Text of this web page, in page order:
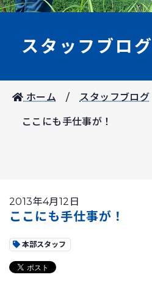
スタッフブログ
ホーム スタッフブログ
ここにも手仕事が！
2013年4月12日
ここにも手仕事が！
本部スタッフ